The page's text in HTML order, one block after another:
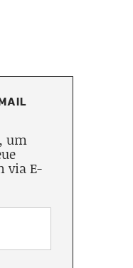
um
via E-